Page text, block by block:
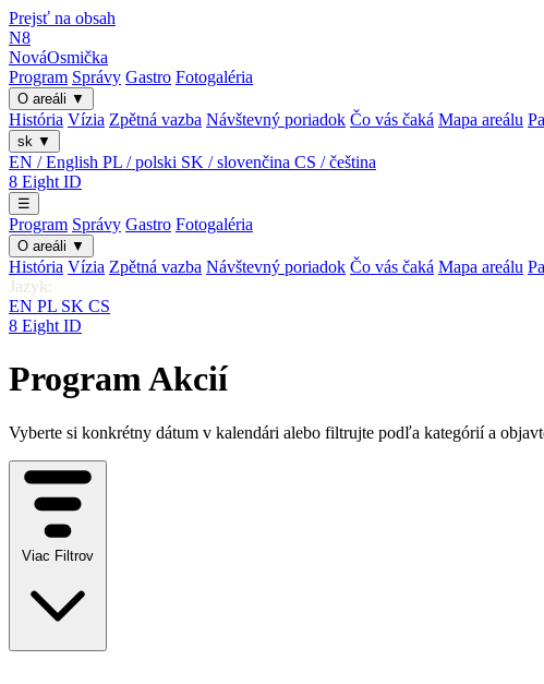
Prejsť na obsah
N8
NováOsmička
Program Správy Gastro Fotogaléria
O areáli ▼
História Vízia Zpětná vazba Návštevný poriadok Čo vás čaká Mapa areálu
sk ▼
EN / English PL / polski SK / slovenčina CS / čeština
8 Eight ID
☰
Program Správy Gastro Fotogaléria
O areáli ▼
História Vízia Zpětná vazba Návštevný poriadok Čo vás čaká Mapa areálu
Jazyk:
EN PL SK CS
8 Eight ID
Program Akcií
Vyberte si konkrétny dátum v kalendári alebo filtrujte podľa kategórií a
Viac Filtrov